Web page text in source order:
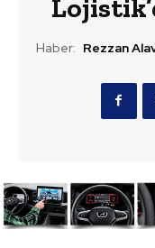
Haber: Rezzan